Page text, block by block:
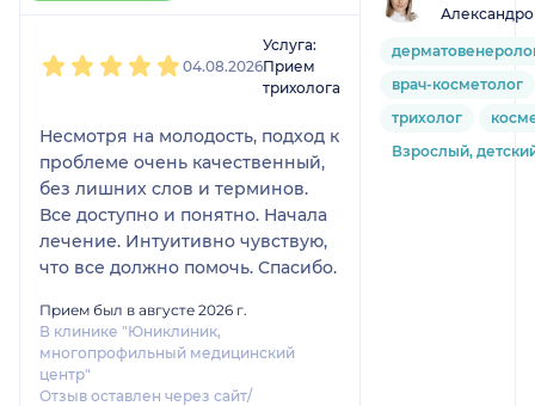
04.08.2026
Услуга:
Прием
трихолога
Несмотря на молодость, подход к
проблеме очень качественный,
без лишних слов и терминов.
Все доступно и понятно. Начала
лечение. Интуитивно чувствую,
что все должно помочь. Спасибо.
Прием был в августе 2026 г.
В клинике "Юниклиник,
многопрофильный медицинский
центр"
Отзыв оставлен через сайт/
врач-косметолог
трихолог
Взрослый,